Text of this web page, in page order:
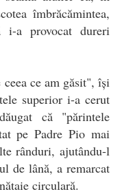
îmbrăcămintea,
i-a provocat dureri
ce am găsit", își
superior i-a cerut
că "părintele
pe Padre Pio mai
rânduri, ajutându-l
de lână, a remarcat
circulară.